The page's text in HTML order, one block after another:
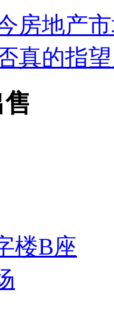
房地产
真的指
楼B座